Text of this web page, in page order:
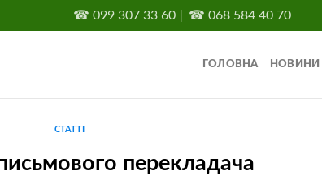
☎ 099 307 33 60 ☎068 584 40 70
ГОЛОВНА НОВИНИ
СТАТТІ
перекладача